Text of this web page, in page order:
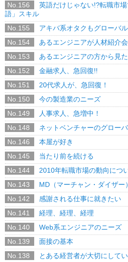
No.156
英語だけじゃない!?転職市
語」スキル
No.155
アキバ系オタクもグローバ
No.154
あるエンジニアが人材紹介
No.153
あるエンジニアの方から見
No.152
金融求人、急回復!!
No.151
20代求人が、急回復！
No.150
今の製造業のニーズ
No.149
人事求人、急増中！
No.148
ネットベンチャーのグロー
No.146
本屋が好き
No.145
当たり前を続ける
No.144
2010年転職市場の動向につ
No.143
MD（マーチャン・ダイザー）
No.142
感謝される仕事に就きたい
No.141
経理、経理、経理
No.140
Web系エンジニアのニーズ
No.139
面接の基本
No.138
とある経営者が大切にして